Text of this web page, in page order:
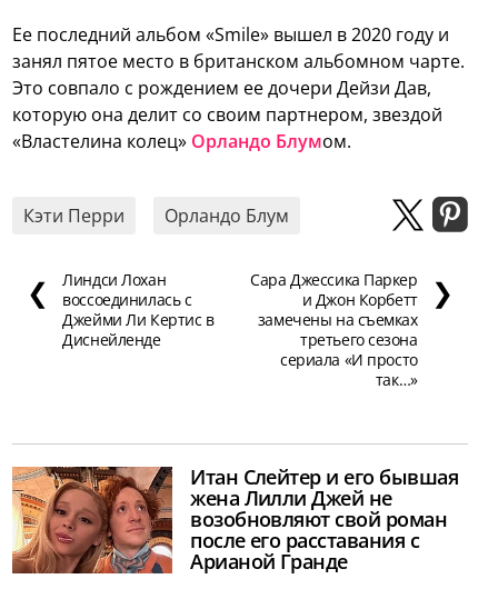
Ее последний альбом «Smile» вышел в 2020 году и
занял пятое место в британском альбомном чарте.
Это совпало с рождением ее дочери Дейзи Дав,
которую она делит со своим партнером, звездой
«Властелина колец» Орландо Блумом.
Кэти Перри Орландо Блум
❮
Линдси Лохан
воссоединилась с
Джейми Ли Кертис в
Диснейленде
Сара Джессика Паркер
и Джон Корбетт
замечены на съемках
третьего сезона
сериала «И просто
так…»
❯
Итан Слейтер и его бывшая
жена Лилли Джей не
возобновляют свой роман
после его расставания с
Арианой Гранде